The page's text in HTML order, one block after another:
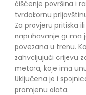
čišćenje površina i
tvrdokornu
Za provjeru pritiska
napuhavanje guma
povezana u trenu.
zahvaljujući crijevu
metara, koje ima
Uključena je i
promjenu alata.